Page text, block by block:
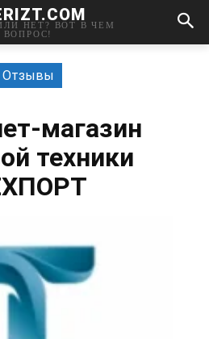
НЕТ? ВОТ В ЧЕМ
ВОПРОС!
Отзывы
магазин
техники